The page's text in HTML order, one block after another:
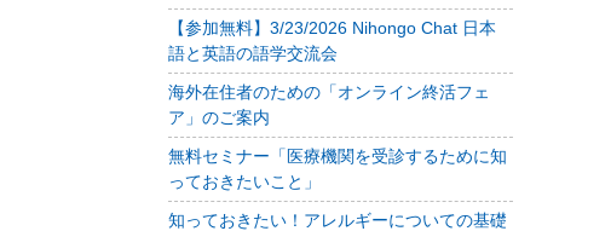
【参加無料】3/23/2026 Nihongo Chat 日本
語と英語の語学交流会
海外在住者のための「オンライン終活フェ
ア」のご案内
無料セミナー「医療機関を受診するために知
っておきたいこと」
知っておきたい！アレルギーについての基礎